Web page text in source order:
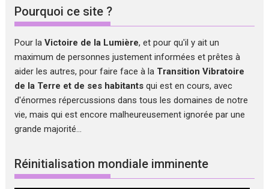
Pourquoi ce site ?
Pour laVictoire de la Lumière, et pour qu'il y ait un
maximum de personnes justement informées et prêtes à
aider les autres, pour faire face à la Transition Vibratoire
de la Terre et de ses habitants qui est en cours, avec
d'énormes répercussions dans tous les domaines de notre
vie, mais qui est encore malheureusement ignorée par une
grande majorité...
Réinitialisation mondiale imminente